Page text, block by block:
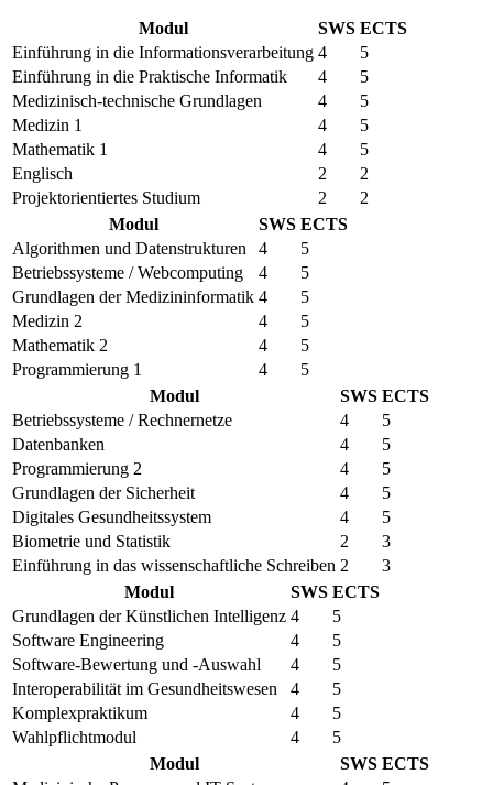
Modul SWS ECTS
Einführung in die Informationsverarbeitung 4
5
Einführung in die Praktische Informatik
4
5
Medizinisch-technische Grundlagen
4
5
Medizin 1
4
5
Mathematik 1
4
5
Englisch
2
2
Projektorientiertes Studium
2
2
Modul
SWS ECTS
Algorithmen und Datenstrukturen
4
5
Betriebssysteme / Webcomputing
4
5
Grundlagen der Medizininformatik 4
5
Medizin 2
4
5
Mathematik 2
4
5
Programmierung 1
4
5
Modul
SWS ECTS
Betriebssysteme / Rechnernetze
4
5
Datenbanken
4
5
Programmierung 2
4
5
Grundlagen der Sicherheit
4
5
Digitales Gesundheitssystem
4
5
Biometrie und Statistik
2
3
Einführung in das wissenschaftliche Schreiben 2
3
Modul
SWS ECTS
Grundlagen der Künstlichen Intelligenz 4
5
Software Engineering
4
5
Software-Bewertung und -Auswahl
4
5
Interoperabilität im Gesundheitswesen
4
5
Komplexpraktikum
4
5
Wahlpflichtmodul
4
5
Modul
SWS ECTS